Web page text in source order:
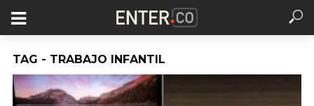
TAG - TRABAJO INFANTIL